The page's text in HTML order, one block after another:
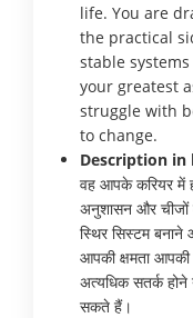
life. You are
the practical
stable
your greatest
struggle with
to change.
Description in
वह आपके करियर में
अनुशासन और चीजों
स्थिर सिस्टम
आपकी क्षमता
अत्यधिक सतर्क होने
सकते हैं।